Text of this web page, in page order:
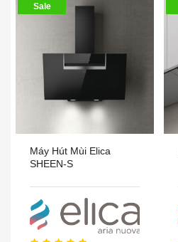
Sale
Máy Hút Mùi Elica
SHEEN-S